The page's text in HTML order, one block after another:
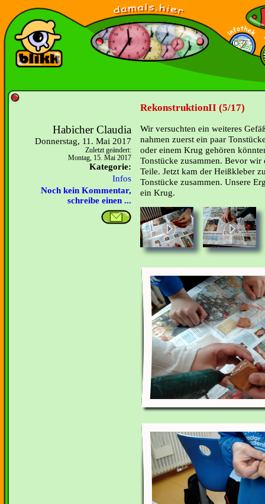
RekonstruktionII (5/17)
Habicher Claudia
Donnerstag, 11. Mai 2017
Zuletzt geändert:
Montag, 15. Mai 2017
Kategorie:
Infos
Noch kein Kommentar,
schreibe einen ...
Wir versuchten ein weiteres
nahmen zuerst ein paar
oder einem Krug gehören
Tonstücke zusammen. Bevor
Teile. Jetzt kam der Heißkleber
Tonstücke zusammen. Unsere
ein Krug.